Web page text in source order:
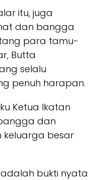
itu, juga
dan bangga
para tamu-
Butta
selalu
penuh harapan.
Ketua Ikatan
dan
keluarga besar
adalah bukti nyata